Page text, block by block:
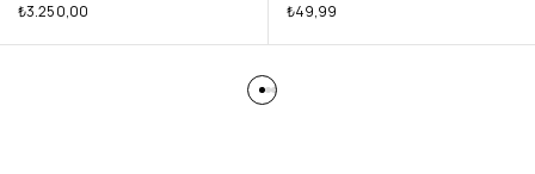
₺3.250,00 ₺49,99